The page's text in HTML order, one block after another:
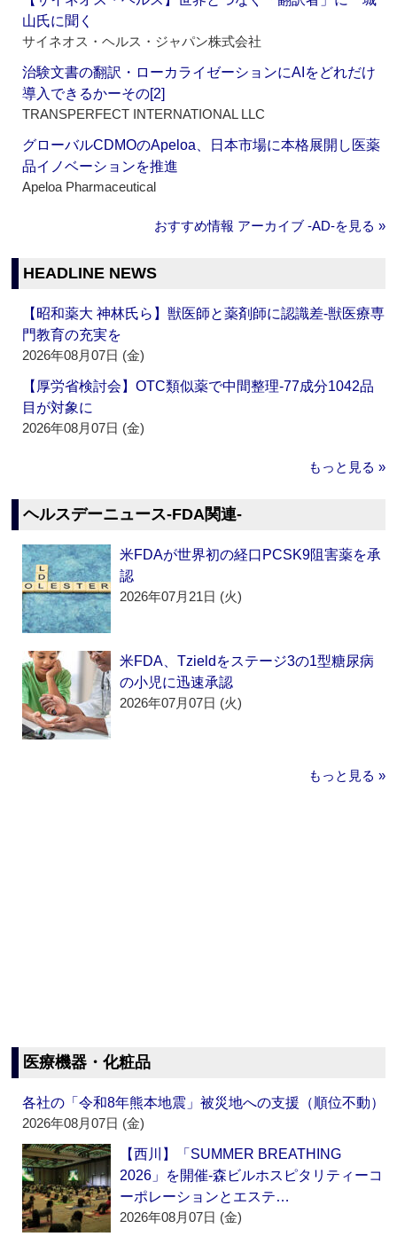
山氏に聞く
サイネオス・ヘルス・ジャパン株式会社
治験文書の翻訳・ローカライゼーションにAIをどれだけ
導入できるかーその[2]
TRANSPERFECT INTERNATIONAL LLC
グローバルCDMOのApeloa、日本市場に本格展開し医薬
品イノベーションを推進
Apeloa Pharmaceutical
おすすめ情報 アーカイブ ‐AD‐を見る »
HEADLINE NEWS
【昭和薬大 神林氏ら】獣医師と薬剤師に認識差‐獣医療専
門教育の充実を
2026年08月07日 (金)
【厚労省検討会】OTC類似薬で中間整理‐77成分1042品
目が対象に
2026年08月07日 (金)
もっと見る »
ヘルスデーニュース‐FDA関連‐
米FDAが世界初の経口PCSK9阻害薬を承
認
2026年07月21日 (火)
米FDA、Tzieldをステージ3の1型糖尿病
の小児に迅速承認
2026年07月07日 (火)
もっと見る »
医療機器・化粧品
各社の「令和8年熊本地震」被災地への支援（順位不動）
2026年08月07日 (金)
【西川】「SUMMER BREATHING
2026」を開催‐森ビルホスピタリティーコ
ーポレーションとエステ…
2026年08月07日 (金)